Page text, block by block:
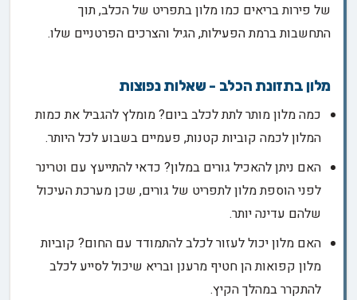
של פירות בריאים כמו מלון בתפריט של הכלב, תוך
התחשבות ברמת הפעילות, הגיל והצרכים הפרטניים שלו.
מלון בתזונת הכלב - שאלות נפוצות
כמה מלון מותר לתת לכלב ביום? מומלץ להגביל את כמות
המלון לכמה קוביות קטנות, פעמיים בשבוע לכל היותר.
האם ניתן להאכיל גורים במלון? כדאי להתייעץ עם וטרינר
לפני הוספת מלון לתפריט של גורים, שכן מערכת העיכול
שלהם עדינה יותר.
האם מלון יכול לעזור לכלב להתמודד עם החום? קוביות
מלון קפואות הן חטיף מרענן ובריא שיכול לסייע לכלב
להתקרר במהלך הקיץ.